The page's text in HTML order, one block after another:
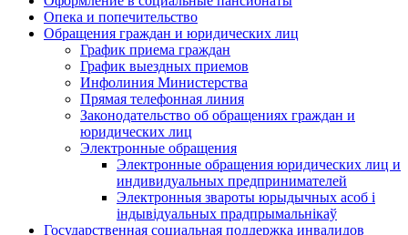
Опека и попечительство
Обращения граждан и юридических лиц
График приема граждан
График выездных приемов
Инфолиния Министерства
Прямая телефонная линия
Законодательство об обращениях граждан и
юридических лиц
Электронные обращения
Электронные обращения юридических лиц и
индивидуальных предпринимателей
Электронныя звароты юрыдычных асоб і
індывідуальных прадпрымальнікаў
Государственная социальная поддержка инвалидов